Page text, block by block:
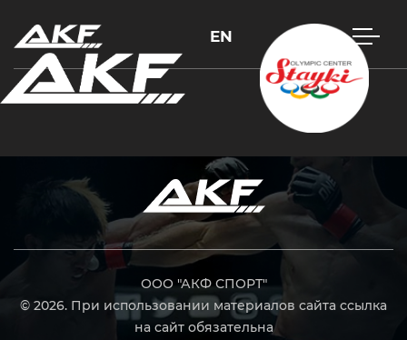
EN
ООО "АКФ СПОРТ"
© 2026. При использовании материалов сайта ссылка
на сайт обязательна
Нажмите Enter для поиска или Esc, чтобы закрыть